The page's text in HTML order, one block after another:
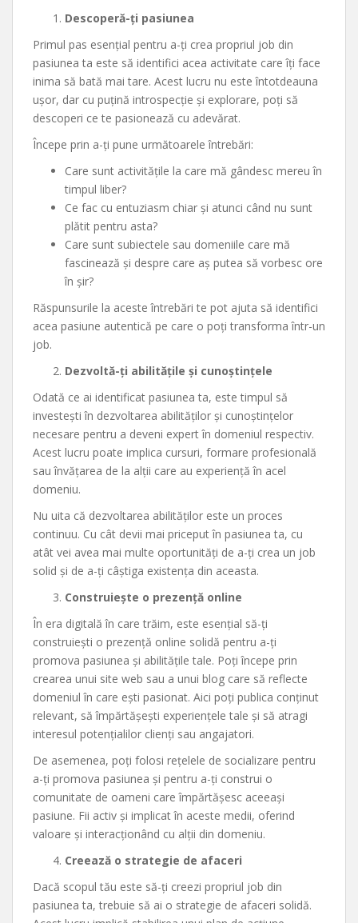
Descoperă-ți pasiunea
Primul pas esențial pentru a-ți crea propriul job din
pasiunea ta este să identifici acea activitate care îți face
inima să bată mai tare. Acest lucru nu este întotdeauna
ușor, dar cu puțină introspecție și explorare, poți să
descoperi ce te pasionează cu adevărat.
Începe prin a-ți pune următoarele întrebări:
Care sunt activitățile la care mă gândesc mereu în
timpul liber?
Ce fac cu entuziasm chiar și atunci când nu sunt
plătit pentru asta?
Care sunt subiectele sau domeniile care mă
fascinează și despre care aș putea să vorbesc ore
în șir?
Răspunsurile la aceste întrebări te pot ajuta să identifici
acea pasiune autentică pe care o poți transforma într-un
job.
Dezvoltă-ți abilitățile și cunoștințele
Odată ce ai identificat pasiunea ta, este timpul să
investești în dezvoltarea abilităților și cunoștințelor
necesare pentru a deveni expert în domeniul respectiv.
Acest lucru poate implica cursuri, formare profesională
sau învățarea de la alții care au experiență în acel
domeniu.
Nu uita că dezvoltarea abilităților este un proces
continuu. Cu cât devii mai priceput în pasiunea ta, cu
atât vei avea mai multe oportunități de a-ți crea un job
solid și de a-ți câștiga existența din aceasta.
Construiește o prezență online
În era digitală în care trăim, este esențial să-ți
construiești o prezență online solidă pentru a-ți
promova pasiunea și abilitățile tale. Poți începe prin
crearea unui site web sau a unui blog care să reflecte
domeniul în care ești pasionat. Aici poți publica conținut
relevant, să împărtășești experiențele tale și să atragi
interesul potențialilor clienți sau angajatori.
De asemenea, poți folosi rețelele de socializare pentru
a-ți promova pasiunea și pentru a-ți construi o
comunitate de oameni care împărtășesc aceeași
pasiune. Fii activ și implicat în aceste medii, oferind
valoare și interacționând cu alții din domeniu.
Creează o strategie de afaceri
Dacă scopul tău este să-ți creezi propriul job din
pasiunea ta, trebuie să ai o strategie de afaceri solidă.